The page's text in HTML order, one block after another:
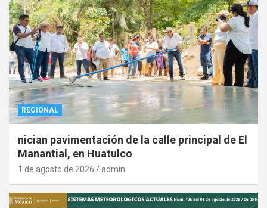
REGIONAL
nician pavimentación de la calle principal de El
Manantial, en Huatulco
1 de agosto de 2026 admin